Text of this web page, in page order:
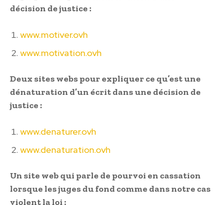
décision de justice :
www.motiver.ovh
www.motivation.ovh
Deux sites webs pour expliquer ce qu’est une
dénaturation d’un écrit dans une décision de
justice :
www.denaturer.ovh
www.denaturation.ovh
Un site web qui parle de pourvoi en cassation
lorsque les juges du fond comme dans notre cas
violent la loi :